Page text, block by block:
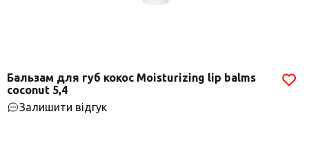
Бальзам для губ кокос Moisturizing lip balms
coconut 5,4
Залишити відгук